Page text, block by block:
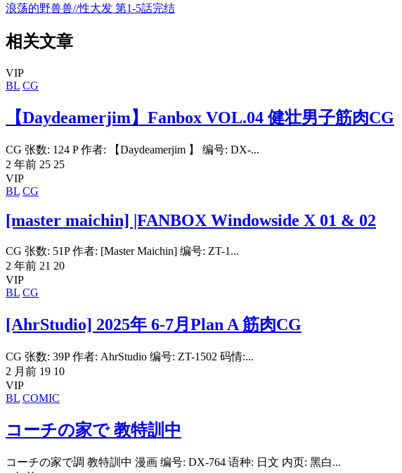
浪荡的野兽兽//性大发 第1-5話完结
相关文章
VIP
BL CG
【Daydeamerjim】Fanbox VOL.04 健壮男子筋肉CG
CG 张数: 124 P 作者: 【Daydeamerjim 】 编号: DX-...
2 年前 25 25
VIP
BL CG
[master maichin] |FANBOX Windowside X 01 & 02
CG 张数: 51P 作者: [Master Maichin] 编号: ZT-1...
2 年前 21 20
VIP
BL CG
[AhrStudio] 2025年 6-7月Plan A 筋肉CG
CG 张数: 39P 作者: AhrStudio 编号: ZT-1502 码情:...
2 月前 19 10
VIP
BL COMIC
コーチの家で 教特訓中
コーチの家で調 教特訓中 漫画 编号: DX-764 语种: 日文 内页: 黑白...